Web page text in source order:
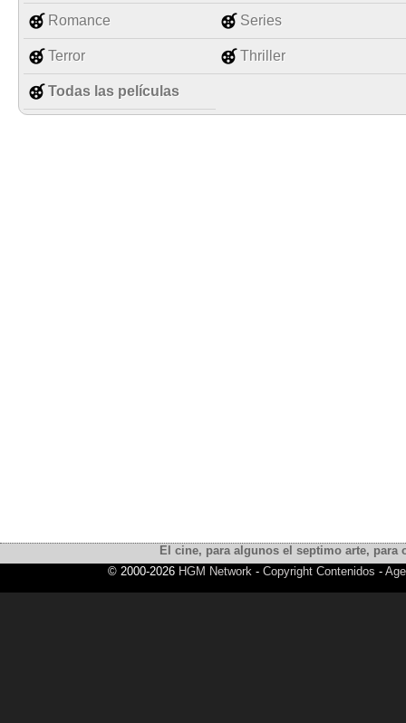
Romance Series
Terror Thriller
Todas las películas
El cine, para algunos el septimo arte,
© 2000-2026 HGM Network - Copyright Contenidos -